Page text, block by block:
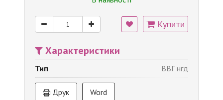
Купити
Характеристики
Тип ВВГ нгд
Друк Word